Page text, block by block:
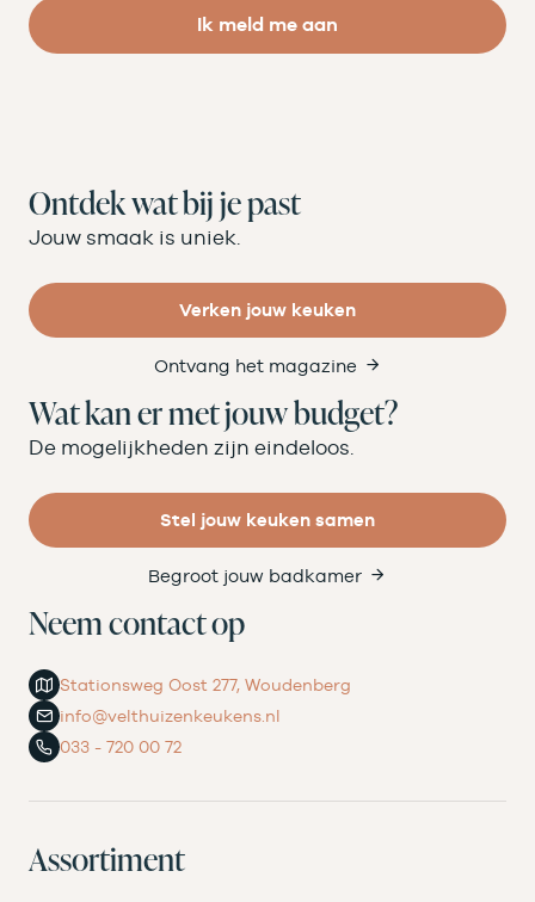
Ik meld me aan
Ontdek wat bij je past
Jouw smaak is uniek.
Verken jouw keuken
Ontvang het magazine
Wat kan er met jouw budget?
De mogelijkheden zijn eindeloos.
Stel jouw keuken samen
Begroot jouw badkamer
Neem contact op
Stationsweg Oost 277, Woudenberg
info@velthuizenkeukens.nl
033 - 720 00 72
Assortiment